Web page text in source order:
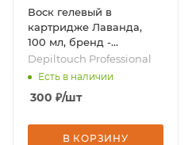
Воск гелевый в
картридже Лаванда,
100 мл, бренд -
Depiltouch Professional
Depiltouch Professional
Есть в наличии
300 ₽/шт
В КОРЗИНУ